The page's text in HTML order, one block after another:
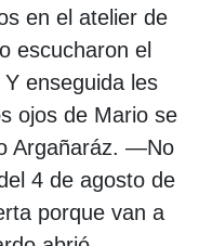
en el atelier de
escucharon el
enseguida les
ojos de Mario se
Argañaráz. —No
4 de agosto de
porque van a